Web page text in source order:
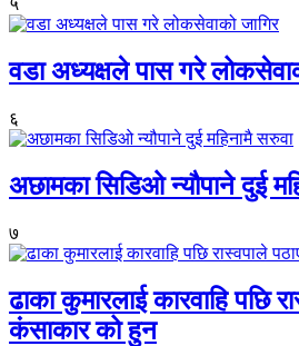
५
वडा अध्यक्षले पास गरे
६
अछामका सिडिओ न्यौपाने दुई
७
ढाका कुमारलाई कारवाहि पछि
कंसाकार को हुन